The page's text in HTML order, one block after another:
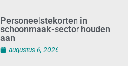
Personeelstekorten in
schoonmaak-sector houden
aan
augustus 6, 2026